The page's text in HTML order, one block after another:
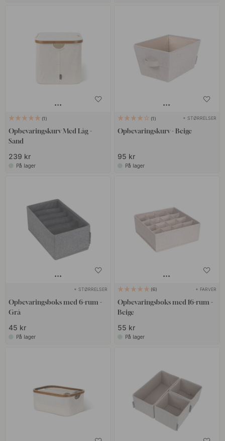
1
Opbevaringskurv Med Låg -
Sand
239 kr
På lager
1 + STØRRELSER
Opbevaringskurv - Beige
95 kr
På lager
+ STØRRELSER
Opbevaringsboks med 6-rum -
Grå
45 kr
På lager
6 + FARVER
Opbevaringsboks med 16-rum -
Beige
55 kr
På lager